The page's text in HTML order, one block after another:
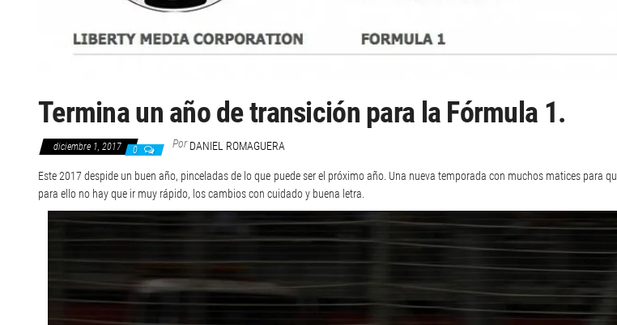
Termina un año de transición para la Fórmula 1.
diciembre 1, 2017 0 Por DANIEL ROMAGUERA
Este 2017 despide un buen año, pinceladas de lo que puede ser el próximo año. Una nueva temporada con muchos matices para
para ello no hay que ir muy rápido, los cambios con cuidado y buena letra.